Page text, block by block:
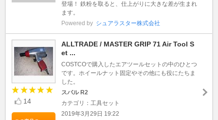
登場！ 鉄粉を取ると、仕上がりに大きな差が生まれ
ます。
Powered by シュアラスター株式会社
14
ALLTRADE / MASTER GRIP 71 Air Tool S
et ...
COSTCOで購入したエアツールセットの中のひとつ
です。ホイールナット固定やその他にも役にたちま
した。
スバル R2
カテゴリ：工具セット
2019年3月29日 19:22